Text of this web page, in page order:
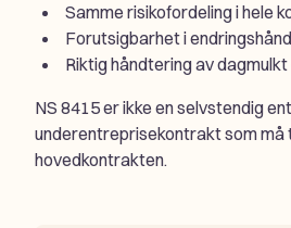
Samme risikofordeling i hele
Forutsigbarhet i
Riktig håndtering av
NS 8415 er ikke en selvstendig
underentreprisekontrakt som må
hovedkontrakten.